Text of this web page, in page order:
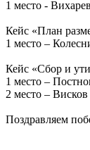
1 место -
Кейс «План
1 место –
Кейс «Сбор и
1 место –
2 место –
Поздравляем